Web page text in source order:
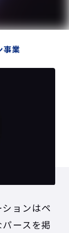
事業
ョンはペ
ースを掲